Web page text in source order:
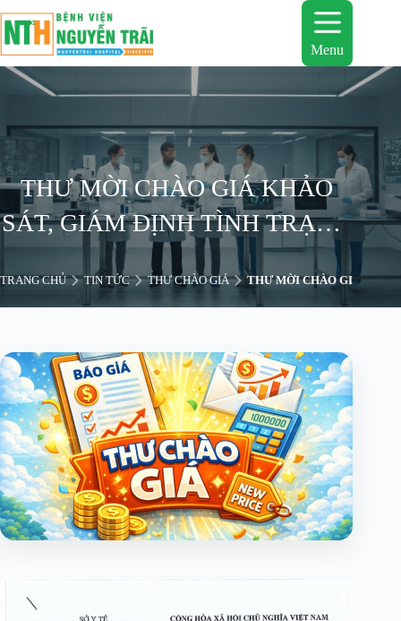
đến
phần
nội
dung
Menu
THƯ MỜI CHÀO GIÁ KHẢO
SÁT, GIÁM ĐỊNH TÌNH TRẠNG
HƯ HỎNG MÁY LASER
TRANG CHỦ TIN TỨC THƯ CHÀO GIÁ THƯ MỜI CHÀO GIÁ